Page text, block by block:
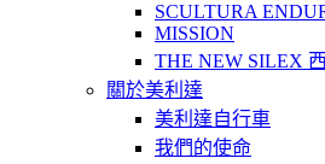
SCULTURA
MISSION
THE NEW SILEX
關於美利達
美利達自行車
我們的使命